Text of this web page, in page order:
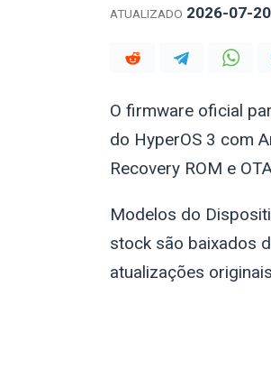
ATUALIZADO 2026-07-20
O firmware oficial
do HyperOS 3 com
Recovery ROM e
Modelos do
stock são baixados
atualizações